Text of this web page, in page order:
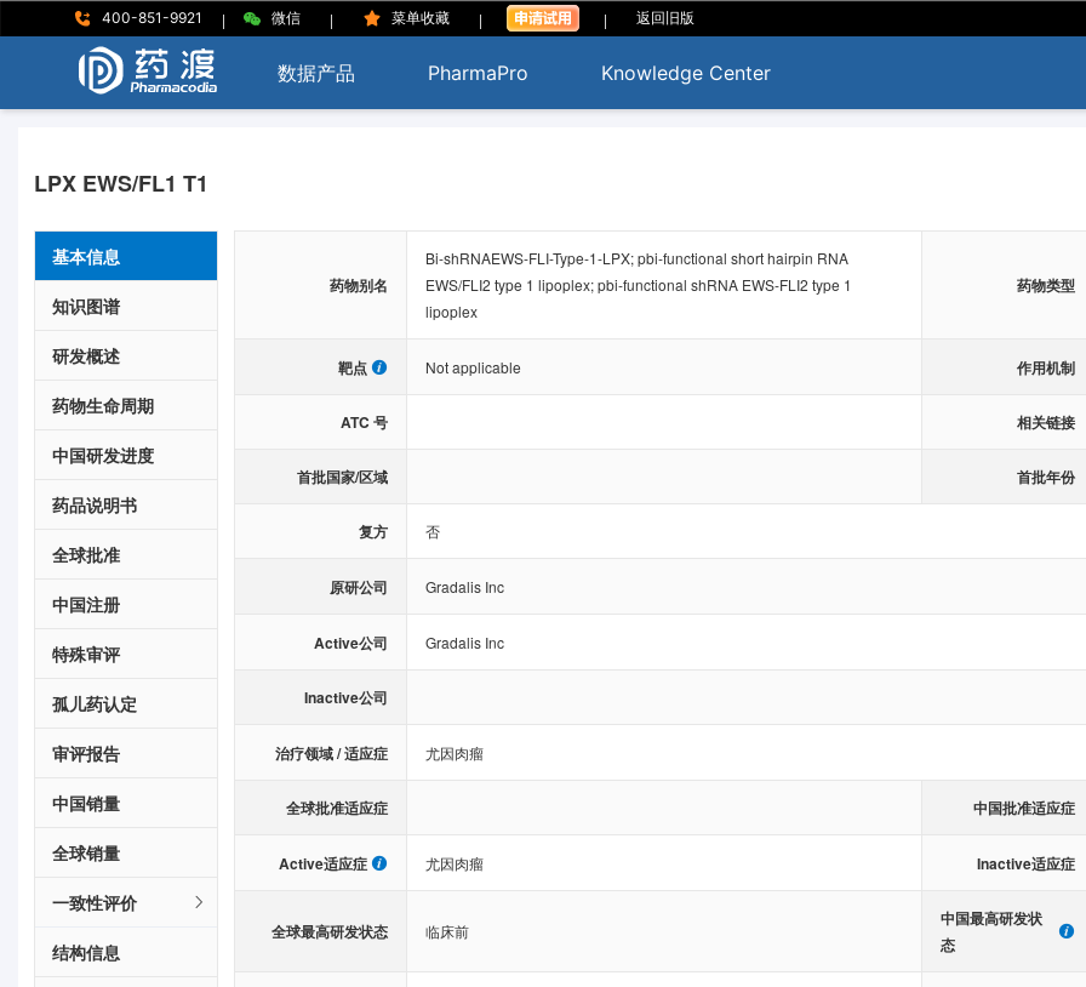
400-851-9921 | 微信 | 菜单收藏 | | 返回旧版
数据产品 PharmaPro Knowledge Center
LPX EWS/FL1 T1
基本信息
知识图谱
研发概述
药物生命周期
中国研发进度
药品说明书
全球批准
中国注册
特殊审评
孤儿药认定
审评报告
中国销量
全球销量
一致性评价
结构信息
药物别名
Bi-shRNAEWS-FLI-Type-1-LPX; pbi-functional short hairpin RNA
EWS/FLI2 type 1 lipoplex; pbi-functional shRNA EWS-FLI2 type 1
lipoplex
药物类型
靶点 Not applicable 作用机制
ATC 号 相关链接
首批国家/区域 首批年份
复方 否
原研公司 Gradalis Inc
Active公司 Gradalis Inc
Inactive公司
治疗领域 / 适应症 尤因肉瘤
全球批准适应症 中国批准适应症
Active适应症 尤因肉瘤 Inactive适应症
全球最高研发状态 临床前
中国最高研发状
态